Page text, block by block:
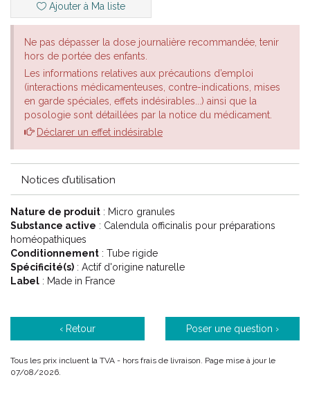
En gynécologie : en cas d’oligoménorrhée ou de règles peu
pour régulariser les cycles et de prévenir les douleurs utérines
spasmodiques qui surviennent pendant les règles, en cas de
mycoses vaginales.
Le conseil de votre pharmacien
Choisir la dilution dans la liste déroulante ci-dessous . Les choix
possibles sont :
4DH
4CH Jaune
5CH Vert
7CH Rouge
9CH Bleu
15CH Orange
30CH Mauve
Ajouter à Ma liste
Ne pas dépasser la dose journalière recommandée, tenir
hors de portée des enfants.
Les informations relatives aux précautions d’emploi
(interactions médicamenteuses, contre-indications, mises
en garde spéciales, effets indésirables...) ainsi que la
posologie sont détaillées par la notice du médicament.
Déclarer un effet indésirable
Notices d’utilisation
Nature de produit : Micro granules
Substance active : Calendula officinalis pour préparations
homéopathiques
Conditionnement : Tube rigide
Spécificité(s) : Actif d'origine naturelle
Label : Made in France
‹ Retour Poser une question ›
Tous les prix incluent la TVA - hors frais de livraison. Page mise à jour le
07/08/2026.